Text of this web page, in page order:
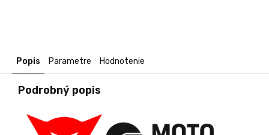
Popis Parametre Hodnotenie
Podrobný popis